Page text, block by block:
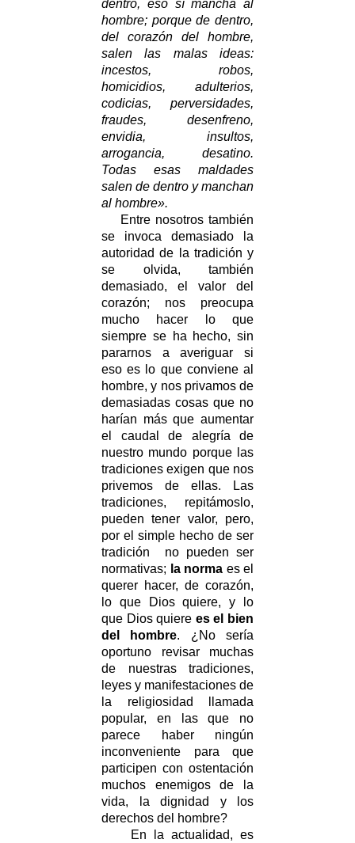
dentro, eso sí mancha al
hombre; porque de dentro,
del corazón del hombre,
salen las malas ideas:
incestos, robos,
homicidios, adulterios,
codicias, perversidades,
fraudes, desenfreno,
envidia, insultos,
arrogancia, desatino.
Todas esas maldades
salen de dentro y manchan
al hombre».
Entre nosotros también
se invoca demasiado la
autoridad de la tradición y
se olvida, también
demasiado, el valor del
corazón; nos preocupa
mucho hacer lo que
siempre se ha hecho, sin
pararnos a averiguar si
eso es lo que conviene al
hombre, y nos privamos de
demasiadas cosas que no
harían más que aumentar
el caudal de alegría de
nuestro mundo porque las
tradiciones exigen que nos
privemos de ellas. Las
tradiciones, repitámoslo,
pueden tener valor, pero,
por el simple hecho de ser
tradición no pueden ser
normativas; la norma es el
querer hacer, de corazón,
lo que Dios quiere, y lo
que Dios quiere es el bien
del hombre. ¿No sería
oportuno revisar muchas
de nuestras tradiciones,
leyes y manifestaciones de
la religiosidad llamada
popular, en las que no
parece haber ningún
inconveniente para que
participen con ostentación
muchos enemigos de la
vida, la dignidad y los
derechos del hombre?
En la actualidad, es